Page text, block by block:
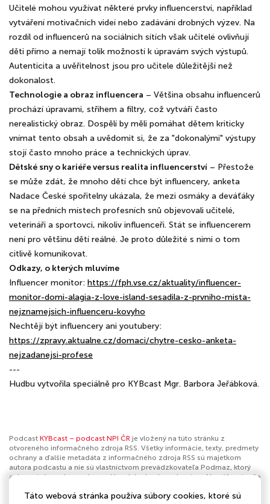
Učitelé mohou využívat některé prvky influencerství, například
vytváření motivačních videí nebo zadávání drobných výzev. Na
rozdíl od influencerů na sociálních sítích však učitelé ovlivňují
děti přímo a nemají tolik možností k úpravám svých výstupů.
Autenticita a uvěřitelnost jsou pro učitele důležitější než
dokonalost.
Technologie a obraz influencera – Většina obsahu influencerů
prochází úpravami, střihem a filtry, což vytváří často
nerealistický obraz. Dospělí by měli pomáhat dětem kriticky
vnímat tento obsah a uvědomit si, že za "dokonalými" výstupy
stojí často mnoho práce a technických úprav.
Dětské sny o kariéře versus realita influencerství – Přestože
se může zdát, že mnoho dětí chce být influencery, anketa
Nadace České spořitelny ukázala, že mezi osmáky a deváťáky
se na předních místech profesních snů objevovali učitelé,
veterináři a sportovci, nikoliv influenceři. Stát se influencerem
není pro většinu dětí reálné. Je proto důležité s nimi o tom
citlivě komunikovat.
Odkazy, o kterých mluvíme
Influencer monitor: https://fph.vse.cz/aktuality/influencer-
monitor-domi-alagia-z-love-island-sesadila-z-prvniho-mista-
nejznamejsich-influenceru-kovyho
Nechtějí být influencery ani youtubery:
https://zpravy.aktualne.cz/domaci/chytre-cesko-anketa-
nejzadanejsi-profese
---
Hudbu vytvořila speciálně pro KYBcast Mgr. Barbora Jeřábková.
Podcast KYBcast – podcast NPI ČR je vložený na túto stránku z
otvoreného informačného zdroja RSS. Všetky informácie, texty, predmety
ochrany a ďalšie metadáta z informačného zdroja RSS sú majetkom
autora podcastu a nie sú vlastníctvom prevádzkovateľa Podmaz, ktorý
ani nevytvára ani nezodpovedá za ich obsah podcastov. Ak máš za to, že
nahlásiť obsah. Ak je toto tvoj podcast a chceš získať kontrolu nad týmto
Táto webová stránka používa súbory cookies, ktoré sú